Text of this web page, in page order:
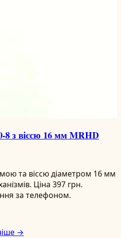
8 з віссю 16 мм MRHD
та віссю діаметром 16 мм
Ціна 397 грн.
за телефоном.
→